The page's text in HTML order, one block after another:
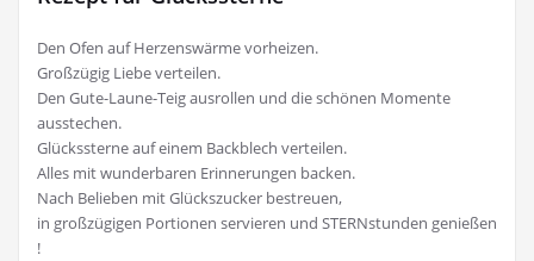
Den Ofen auf Herzenswärme vorheizen.
Großzügig Liebe verteilen.
Den Gute-Laune-Teig ausrollen und die schönen Momente
ausstechen.
Glückssterne auf einem Backblech verteilen.
Alles mit wunderbaren Erinnerungen backen.
Nach Belieben mit Glückszucker bestreuen,
in großzügigen Portionen servieren und STERNstunden genießen
!